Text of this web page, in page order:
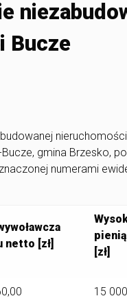
Bucze
gmina Brzesko,
numerami
netto [zł]
[zł]
15